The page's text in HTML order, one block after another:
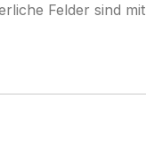
Felder sind mit